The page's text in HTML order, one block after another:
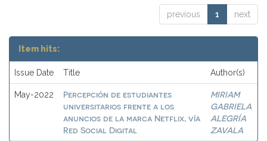
previous 1 next
Item hits:
Issue Date Title Author(s)
May-2022
Percepción de estudiantes
universitarios frente a los
anuncios de la marca Netflix, vía
Red Social Digital
MIRIAM
GABRIELA
ALEGRÍA
ZAVALA